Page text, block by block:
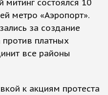
состоялся 10
метро «Аэропорт».
за создание
платных
все районы
к акциям протеста